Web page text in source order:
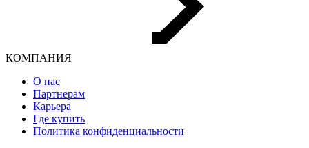
КОМПАНИЯ
О нас
Партнерам
Карьера
Где купить
Политика конфиденциальности